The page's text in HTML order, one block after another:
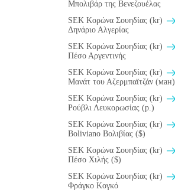
Μπολιβάρ της Βενεζουέλας
SEK Κορώνα Σουηδίας (kr)
Δηνάριο Αλγερίας
SEK Κορώνα Σουηδίας (kr)
Πέσο Αργεντινής
SEK Κορώνα Σουηδίας (kr)
Μανάτ του Αζερμπαϊτζάν (ман)
SEK Κορώνα Σουηδίας (kr)
Ρούβλι Λευκορωσίας (p.)
SEK Κορώνα Σουηδίας (kr)
Boliviano Βολιβίας ($)
SEK Κορώνα Σουηδίας (kr)
Πέσο Χιλής ($)
SEK Κορώνα Σουηδίας (kr)
Φράγκο Κογκό